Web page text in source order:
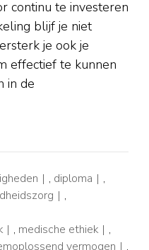
continu te investeren
blijf je niet
je ook je
effectief te kunnen
in de
, diploma
,
,
, medische ethiek
,
vermogen
,